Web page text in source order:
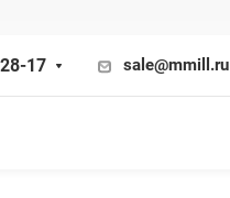
17 sale@mmill.ru